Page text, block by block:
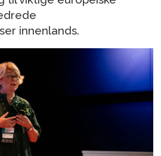
innenlands.